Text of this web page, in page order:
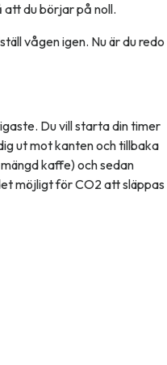
att du börjar på noll.
vågen igen. Nu är du redo
Du vill starta din timer
ut mot kanten och tillbaka
kaffe) och sedan
möjligt för CO2 att släppas